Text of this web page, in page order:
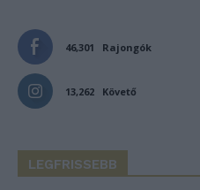
46,301 Rajongók
13,262 Követő
LEGFRISSEBB